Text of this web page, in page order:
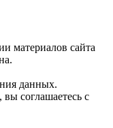
материалов сайта
данных.
соглашаетесь с